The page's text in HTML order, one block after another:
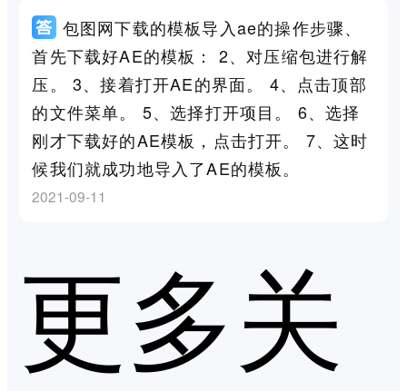
包图网下载的模板导入ae的操作步骤、
首先下载好AE的模板： 2、对压缩包进行解
压。 3、接着打开AE的界面。 4、点击顶部
的文件菜单。 5、选择打开项目。 6、选择
刚才下载好的AE模板，点击打开。 7、这时
候我们就成功地导入了AE的模板。
2021-09-11
更多关